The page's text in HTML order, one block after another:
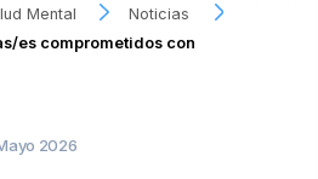
Mental
Noticias
es comprometidos con
2026